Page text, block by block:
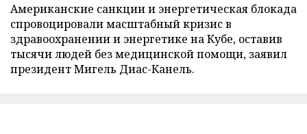
Американские санкции и энергетическая блокада
спровоцировали масштабный кризис в
здравоохранении и энергетике на Кубе, оставив
тысячи людей без медицинской помощи, заявил
президент Мигель Диас-Канель.